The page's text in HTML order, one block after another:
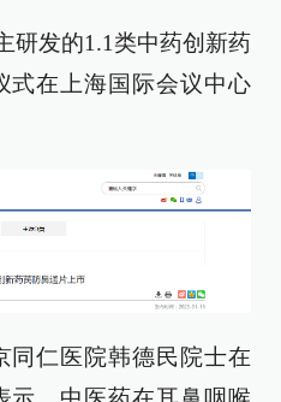
研发的1.1类中药创新药
式在上海国际会议中心
同仁医院韩德民院士在